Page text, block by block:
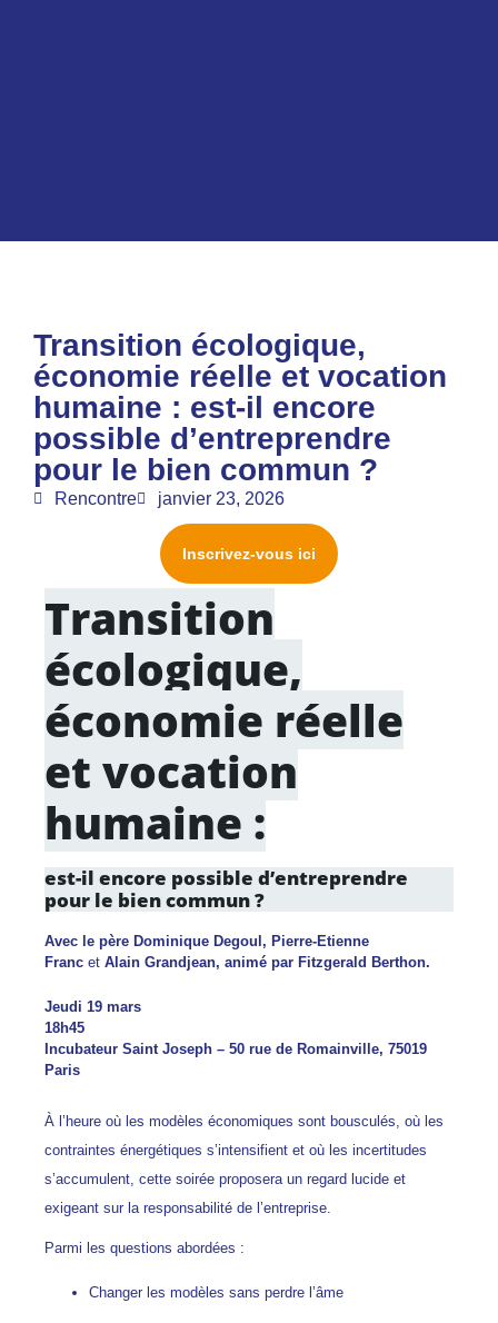
Transition écologique,
économie réelle et vocation
humaine : est-il encore
possible d’entreprendre
pour le bien commun ?
Rencontre janvier 23, 2026
Inscrivez-vous ici
Transition
écologique,
économie réelle
et vocation
humaine :
est-il encore possible d’entreprendre
pour le bien commun ?
Avec le père Dominique Degoul, Pierre-Etienne
Franc et Alain Grandjean, animé par Fitzgerald Berthon.
Jeudi 19 mars
18h45
Incubateur Saint Joseph – 50 rue de Romainville, 75019
Paris
À l’heure où les modèles économiques sont bousculés, où les
contraintes énergétiques s’intensifient et où les incertitudes
s’accumulent, cette soirée proposera un regard lucide et
exigeant sur la responsabilité de l’entreprise.
Parmi les questions abordées :
Changer les modèles sans perdre l’âme